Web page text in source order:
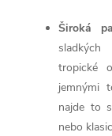
Široká
tropické
jemnými
najde to
nebo